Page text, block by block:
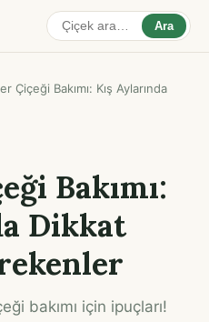
Ara
Çiçeği Bakımı: Kış Aylarında
Bakımı:
Dikkat
bakımı için ipuçları!